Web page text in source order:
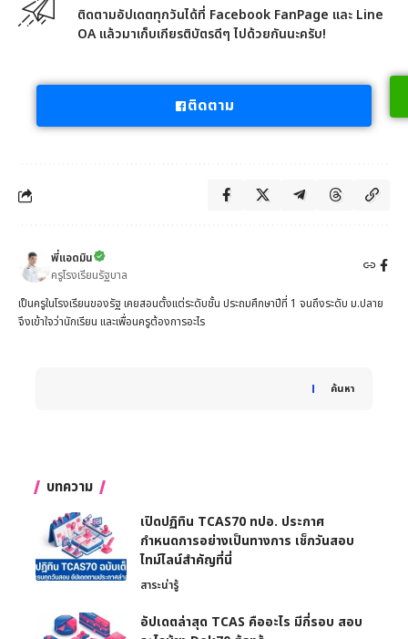
ติดตามอัปเดตทุกวันได้ที่ Facebook FanPage และ Line
OA แล้วมาเก็บเกียรติบัตรดีๆ ไปด้วยกันนะครับ!
ติดตาม
พี่แอดมิน
ครูโรงเรียนรัฐบาล
เป็นครูในโรงเรียนของรัฐ เคยสอนตั้งแต่ระดับชั้น ประถมศึกษาปีที่ 1 จนถึงระดับ ม.ปลาย
จึงเข้าใจว่านักเรียน และเพื่อนครูต้องการอะไร
ค้นหา
When autocomplete results are available use up and
บทความ
เปิดปฏิทิน TCAS70 ทปอ. ประกาศ
กำหนดการอย่างเป็นทางการ เช็กวันสอบ
ไทม์ไลน์สำคัญที่นี่
สาระน่ารู้
อัปเดตล่าสุด TCAS คืออะไร มีกี่รอบ สอบ